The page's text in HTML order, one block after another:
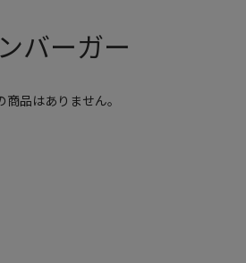
バーガー
商品はありません。